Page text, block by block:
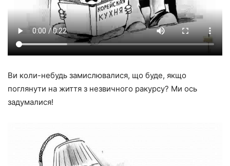
Ви коли-небудь замислювалися, що буде, якщо
поглянути на життя з незвичного ракурсу? Ми ось
задумалися!